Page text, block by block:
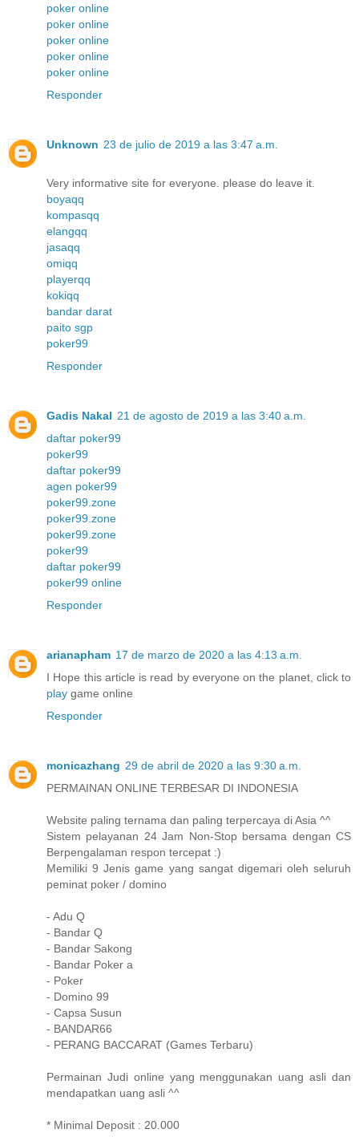
poker online
poker online
poker online
poker online
poker online
Responder
Unknown 23 de julio de 2019 a las 3:47 a.m.
Very informative site for everyone. please do leave it.
boyaqq
kompasqq
elangqq
jasaqq
omiqq
playerqq
kokiqq
bandar darat
paito sgp
poker99
Responder
Gadis Nakal 21 de agosto de 2019 a las 3:40 a.m.
daftar poker99
poker99
daftar poker99
agen poker99
poker99.zone
poker99.zone
poker99.zone
poker99
daftar poker99
poker99 online
Responder
arianapham 17 de marzo de 2020 a las 4:13 a.m.
I Hope this article is read by everyone on the planet, click to
play game online
Responder
monicazhang 29 de abril de 2020 a las 9:30 a.m.
PERMAINAN ONLINE TERBESAR DI INDONESIA
Website paling ternama dan paling terpercaya di Asia ^^
Sistem pelayanan 24 Jam Non-Stop bersama dengan CS
Berpengalaman respon tercepat :)
Memiliki 9 Jenis game yang sangat digemari oleh seluruh
peminat poker / domino
- Adu Q
- Bandar Q
- Bandar Sakong
- Bandar Poker a
- Poker
- Domino 99
- Capsa Susun
- BANDAR66
- PERANG BACCARAT (Games Terbaru)
Permainan Judi online yang menggunakan uang asli dan
mendapatkan uang asli ^^
* Minimal Deposit : 20.000